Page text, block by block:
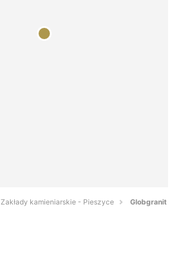
Zakłady kamieniarskie - Pieszyce Globgranit